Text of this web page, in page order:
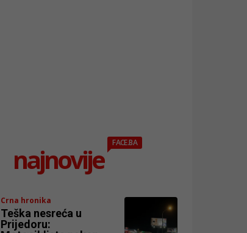
najnovije
FACE.BA
Crna hronika
Teška nesreća u
Prijedoru: